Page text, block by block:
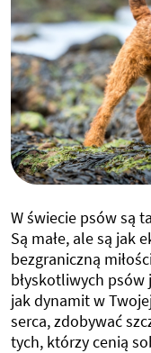
W świecie psów są
Są małe, ale są jak
bezgraniczną
błyskotliwych psów
jak dynamit w
serca, zdobywać
tych, którzy cenią